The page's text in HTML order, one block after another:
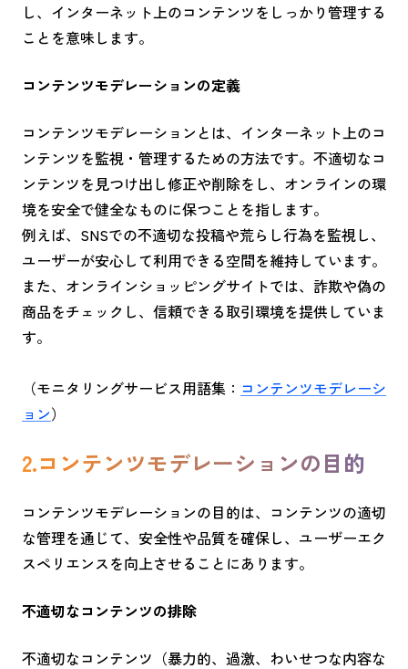
し、インターネット上のコンテンツをしっかり管理する
ことを意味します。
コンテンツモデレーションの定義
コンテンツモデレーションとは、インターネット上のコ
ンテンツを監視・管理するための方法です。不適切なコ
ンテンツを見つけ出し修正や削除をし、オンラインの環
境を安全で健全なものに保つことを指します。
例えば、SNSでの不適切な投稿や荒らし行為を監視し、
ユーザーが安心して利用できる空間を維持しています。
また、オンラインショッピングサイトでは、詐欺や偽の
商品をチェックし、信頼できる取引環境を提供していま
す。
（モニタリングサービス用語集： コンテンツモデレーシ
ョン）
2.コンテンツモデレーションの目的
コンテンツモデレーションの目的は、コンテンツの適切
な管理を通じて、安全性や品質を確保し、ユーザーエク
スペリエンスを向上させることにあります。
不適切なコンテンツの排除
不適切なコンテンツ（暴力的、過激、わいせつな内容な